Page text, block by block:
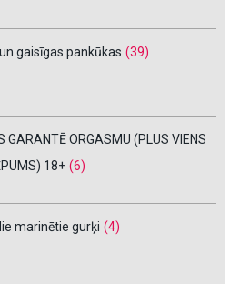
gaisīgas pankūkas (39)
GARANTĒ ORGASMU (PLUS VIENS
18+ (6)
marinētie gurķi (4)